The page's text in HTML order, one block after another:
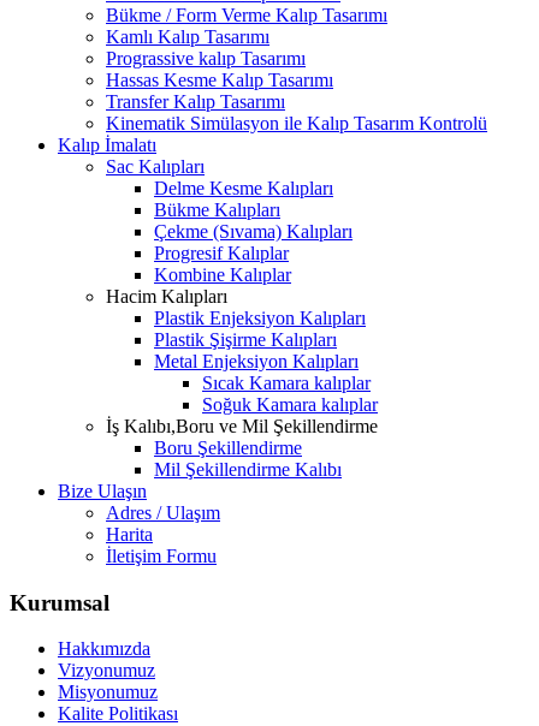
Bükme / Form Verme Kalıp Tasarımı
Kamlı Kalıp Tasarımı
Prograssive kalıp Tasarımı
Hassas Kesme Kalıp Tasarımı
Transfer Kalıp Tasarımı
Kinematik Simülasyon ile Kalıp Tasarım Kontrolü
Kalıp İmalatı
Sac Kalıpları
Delme Kesme Kalıpları
Bükme Kalıpları
Çekme (Sıvama) Kalıpları
Progresif Kalıplar
Kombine Kalıplar
Hacim Kalıpları
Plastik Enjeksiyon Kalıpları
Plastik Şişirme Kalıpları
Metal Enjeksiyon Kalıpları
Sıcak Kamara kalıplar
Soğuk Kamara kalıplar
İş Kalıbı,Boru ve Mil Şekillendirme
Boru Şekillendirme
Mil Şekillendirme Kalıbı
Bize Ulaşın
Adres / Ulaşım
Harita
İletişim Formu
Kurumsal
Hakkımızda
Vizyonumuz
Misyonumuz
Kalite Politikası